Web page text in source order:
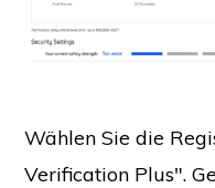
Wählen Sie die
Verification Plus".